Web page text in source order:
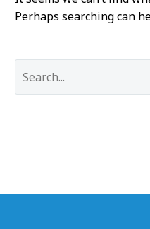
Perhaps searching can